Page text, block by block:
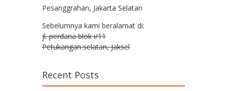
Pesanggrahan, Jakarta Selatan
Sebelumnya kami beralamat di:
jl. perdana blok i/11
Petukangan selatan, Jaksel
Recent Posts